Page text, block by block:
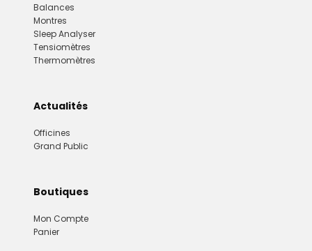
Balances
Montres
Sleep Analyser
Tensiomètres
Thermomètres
Actualités
Officines
Grand Public
Boutiques
Mon Compte
Panier